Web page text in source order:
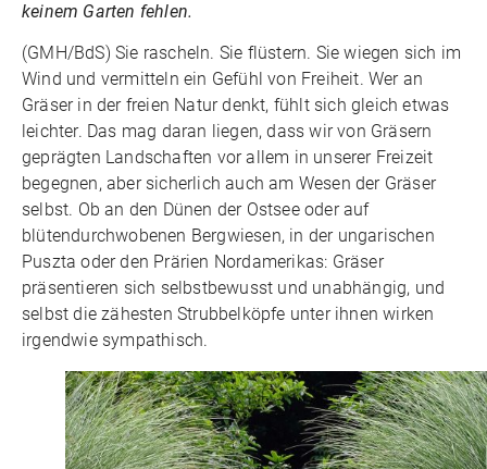
keinem Garten fehlen.
(GMH/BdS) Sie rascheln. Sie flüstern. Sie wiegen sich im
Wind und vermitteln ein Gefühl von Freiheit. Wer an
Gräser in der freien Natur denkt, fühlt sich gleich etwas
leichter. Das mag daran liegen, dass wir von Gräsern
geprägten Landschaften vor allem in unserer Freizeit
begegnen, aber sicherlich auch am Wesen der Gräser
selbst. Ob an den Dünen der Ostsee oder auf
blütendurchwobenen Bergwiesen, in der ungarischen
Puszta oder den Prärien Nordamerikas: Gräser
präsentieren sich selbstbewusst und unabhängig, und
selbst die zähesten Strubbelköpfe unter ihnen wirken
irgendwie sympathisch.